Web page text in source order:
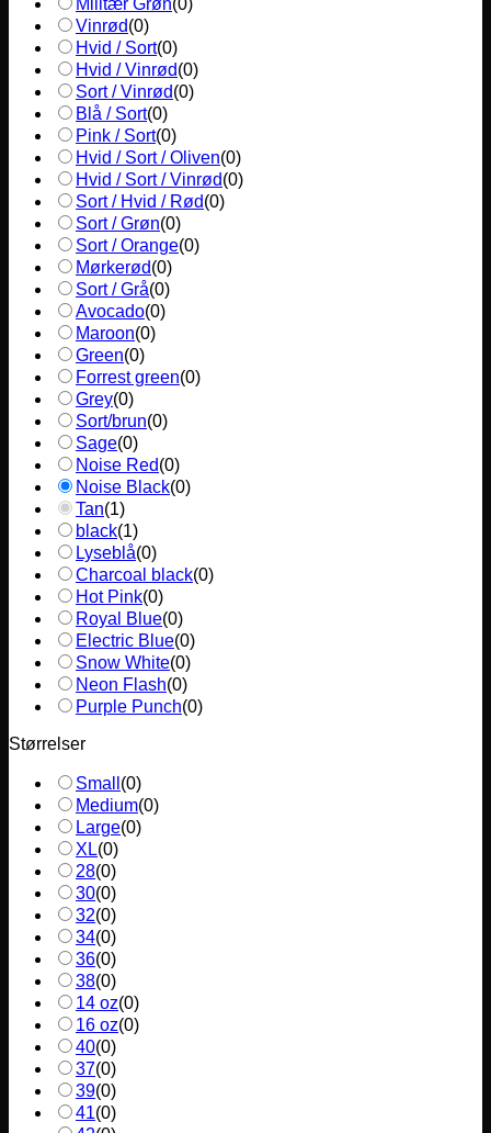
Vinrød(0)
Hvid / Sort(0)
Hvid / Vinrød(0)
Sort / Vinrød(0)
Blå / Sort(0)
Pink / Sort(0)
Hvid / Sort / Oliven(0)
Hvid / Sort / Vinrød(0)
Sort / Hvid / Rød(0)
Sort / Grøn(0)
Sort / Orange(0)
Mørkerød(0)
Sort / Grå(0)
Avocado(0)
Maroon(0)
Green(0)
Forrest green(0)
Grey(0)
Sort/brun(0)
Sage(0)
Noise Red(0)
Noise Black(0)
Tan(1)
black(1)
Lyseblå(0)
Charcoal black(0)
Hot Pink(0)
Royal Blue(0)
Electric Blue(0)
Snow White(0)
Neon Flash(0)
Purple Punch(0)
Størrelser
Small (0)
Medium(0)
Large(0)
XL(0)
28(0)
30(0)
32(0)
34(0)
36(0)
38(0)
14 oz(0)
16 oz(0)
40(0)
37(0)
39(0)
41(0)